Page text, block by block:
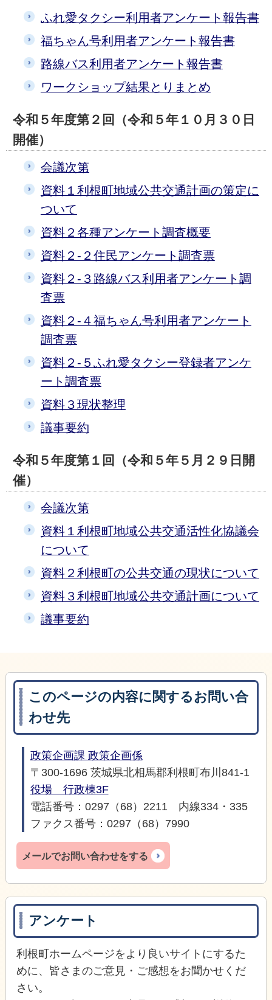
ふれ愛タクシー利用者アンケート報告書
福ちゃん号利用者アンケート報告書
路線バス利用者アンケート報告書
ワークショップ結果とりまとめ
令和５年度第２回（令和５年１０月３０日
開催）
会議次第
資料１利根町地域公共交通計画の策定に
ついて
資料２各種アンケート調査概要
資料２-２住民アンケート調査票
資料２-３路線バス利用者アンケート調
査票
資料２-４福ちゃん号利用者アンケート
調査票
資料２-５ふれ愛タクシー登録者アンケ
ート調査票
資料３現状整理
議事要約
令和５年度第１回（令和５年５月２９日開
催）
会議次第
資料１利根町地域公共交通活性化協議会
について
資料２利根町の公共交通の現状について
資料３利根町地域公共交通計画について
議事要約
このページの内容に関するお問い合
わせ先
政策企画課 政策企画係
〒300-1696 茨城県北相馬郡利根町布川841-1
役場 行政棟3F
電話番号：0297（68）2211 内線334・335
ファクス番号：0297（68）7990
メールでお問い合わせをする
アンケート
利根町ホームページをより良いサイトにするた
めに、皆さまのご意見・ご感想をお聞かせくだ
さい。